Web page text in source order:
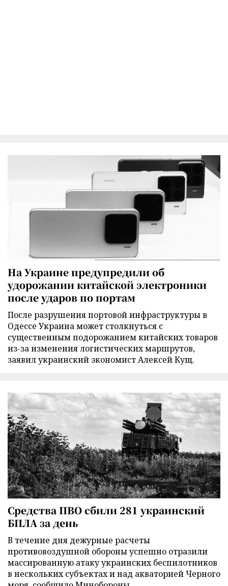
На Украине предупредили об
удорожании китайской электроники
после ударов по портам
После разрушения портовой инфраструктуры в
Одессе Украина может столкнуться с
существенным подорожанием китайских товаров
из-за изменения логистических маршрутов,
заявил украинский экономист Алексей Кущ.
Средства ПВО сбили 281 украинский
БПЛА за день
В течение дня дежурные расчеты
противовоздушной обороны успешно отразили
массированную атаку украинских беспилотников
в нескольких субъектах и над акваторией Черного